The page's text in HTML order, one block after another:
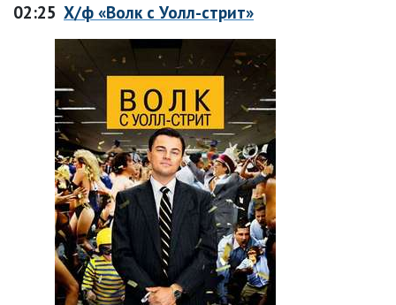
02:25 Х/ф «Волк с Уолл-стрит»